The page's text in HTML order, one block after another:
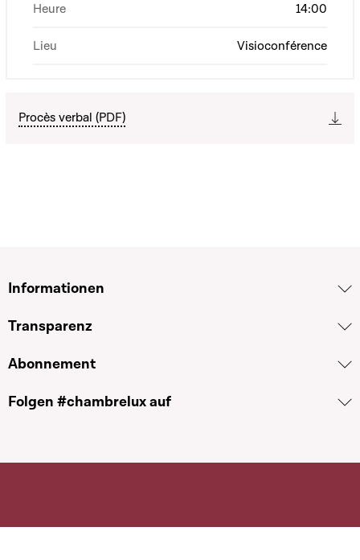
Heure 14:00
Lieu Visioconférence
Procès verbal (PDF)
Informationen
Transparenz
Abonnement
Folgen #chambrelux auf